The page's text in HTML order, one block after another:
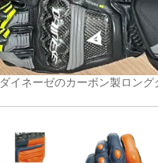
ダイネーゼのカーボン製ロング